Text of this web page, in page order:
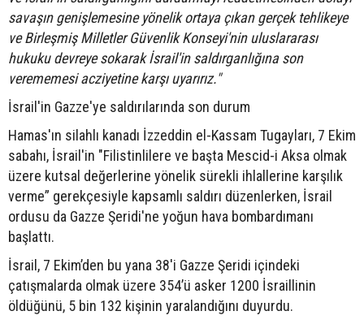
savaşın genişlemesine yönelik ortaya çıkan gerçek tehlikeye
ve Birleşmiş Milletler Güvenlik Konseyi'nin uluslararası
hukuku devreye sokarak İsrail'in saldırganlığına son
verememesi acziyetine karşı uyarırız."
İsrail'in Gazze'ye saldırılarında son durum
Hamas'ın silahlı kanadı İzzeddin el-Kassam Tugayları, 7 Ekim
sabahı, İsrail'in "Filistinlilere ve başta Mescid-i Aksa olmak
üzere kutsal değerlerine yönelik sürekli ihlallerine karşılık
verme” gerekçesiyle kapsamlı saldırı düzenlerken, İsrail
ordusu da Gazze Şeridi'ne yoğun hava bombardımanı
başlattı.
İsrail, 7 Ekim’den bu yana 38'i Gazze Şeridi içindeki
çatışmalarda olmak üzere 354’ü asker 1200 İsraillinin
öldüğünü, 5 bin 132 kişinin yaralandığını duyurdu.